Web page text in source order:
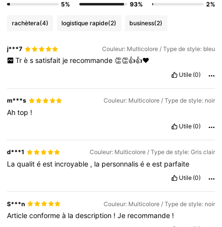
5%
93%
2%
rachètera(4) logistique rapide(2) business(2)
j***7 Couleur: Multicolore / Type de style: bleu
Tr è s satisfait je recommande 👏👏👍👍❤️
Utile (0)
m***s Couleur: Multicolore / Type de style: noir
Ahtop !
Utile (0)
d***1 Couleur: Multicolore / Type de style: Gris clair
Laqualitéest incroyable , la personnaliséeest parfaite
Utile (0)
S***n Couleur: Multicolore / Type de style: noir
Articleconformeà ladescription !Je recommande !